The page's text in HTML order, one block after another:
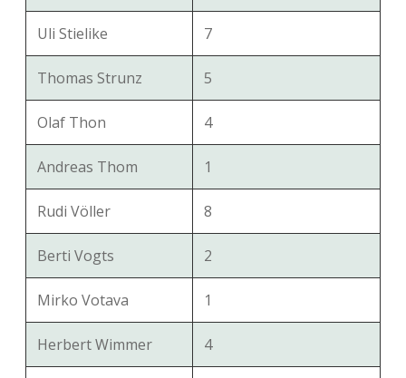
Uli Stielike 7
Thomas Strunz 5
Olaf Thon 4
Andreas Thom 1
Rudi Völler 8
Berti Vogts 2
Mirko Votava 1
Herbert Wimmer 4